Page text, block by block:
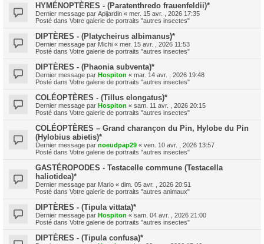
HYMÉNOPTÈRES - (Paratenthredo frauenfeldii)*
Dernier message par Apijardin « mer. 15 avr. , 2026 17:35
Posté dans Votre galerie de portraits "autres insectes"
DIPTÈRES - (Platycheirus albimanus)*
Dernier message par Michi « mer. 15 avr. , 2026 11:53
Posté dans Votre galerie de portraits "autres insectes"
DIPTÈRES - (Phaonia subventa)*
Dernier message par Hospiton « mar. 14 avr. , 2026 19:48
Posté dans Votre galerie de portraits "autres insectes"
COLÉOPTÈRES - (Tillus elongatus)*
Dernier message par Hospiton « sam. 11 avr. , 2026 20:15
Posté dans Votre galerie de portraits "autres insectes"
COLÉOPTÈRES – Grand charançon du Pin, Hylobe du Pin
(Hylobius abietis)*
Dernier message par noeudpap29 « ven. 10 avr. , 2026 13:57
Posté dans Votre galerie de portraits "autres insectes"
GASTÉROPODES - Testacelle commune (Testacella
haliotidea)*
Dernier message par Mario « dim. 05 avr. , 2026 20:51
Posté dans Votre galerie de portraits "autres animaux"
DIPTÈRES - (Tipula vittata)*
Dernier message par Hospiton « sam. 04 avr. , 2026 21:00
Posté dans Votre galerie de portraits "autres insectes"
DIPTÈRES - (Tipula confusa)*